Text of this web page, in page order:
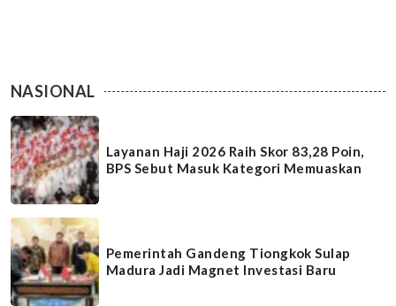
NASIONAL
Layanan Haji 2026 Raih Skor 83,28 Poin,
BPS Sebut Masuk Kategori Memuaskan
Pemerintah Gandeng Tiongkok Sulap
Madura Jadi Magnet Investasi Baru